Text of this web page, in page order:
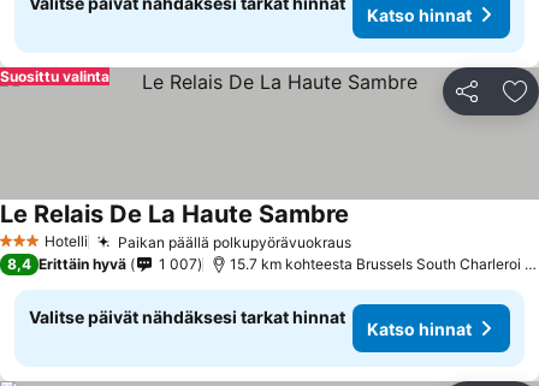
Katso hinnat
Jaa
Suosittu valinta
3 Tähtiluokitus
Hotelli Paikan päällä polkupyörävuokraus
Le Relais De La Haute Sambre
8,4 Erittäin hyvä 1 007 15.7 km kohteesta Brussels South Charleroi Airport
Valitse päivät nähdäksesi tarkat hinnat
Katso hinnat